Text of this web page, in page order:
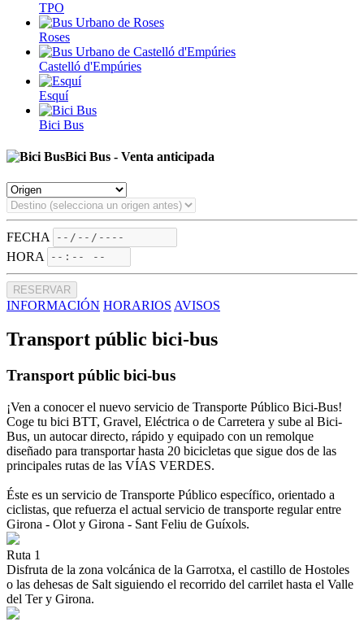
TPO
Roses
Castelló d'Empúries
Esquí
Bici Bus
Bici Bus - Venta anticipada
FECHA
HORA
RESERVAR
INFORMACIÓN HORARIOS AVISOS
Transport públic bici-bus
Transport públic bici-bus
¡Ven a conocer el nuevo servicio de Transporte Público Bici-Bus!
Coge tu bici BTT, Gravel, Eléctrica o de Carretera y sube al Bici-
Bus, un autocar directo, rápido y equipado con un remolque
diseñado para transportar hasta 20 bicicletas que sigue dos de las
principales rutas de las VÍAS VERDES.
Éste es un servicio de Transporte Público específico, orientado a
ciclistas, que refuerza el actual servicio de transporte regular entre
Girona - Olot y Girona - Sant Feliu de Guíxols.
Ruta 1
Disfruta de la zona volcánica de la Garrotxa, el castillo de Hostoles
o las dehesas de Salt siguiendo el recorrido del carrilet hasta el Valle
del Ter y Girona.